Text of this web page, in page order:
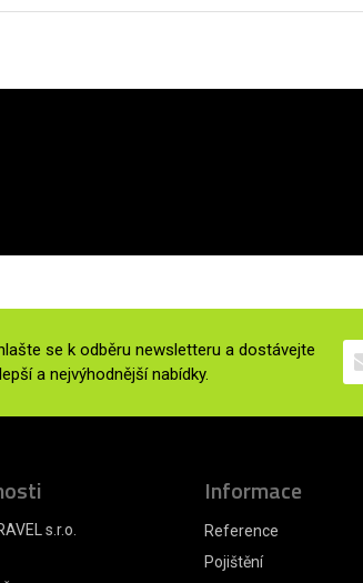
se k odběru newsletteru a dostávejte
a nejvýhodnější nabídky.
s.r.o.
Informace
Reference
Pojištění